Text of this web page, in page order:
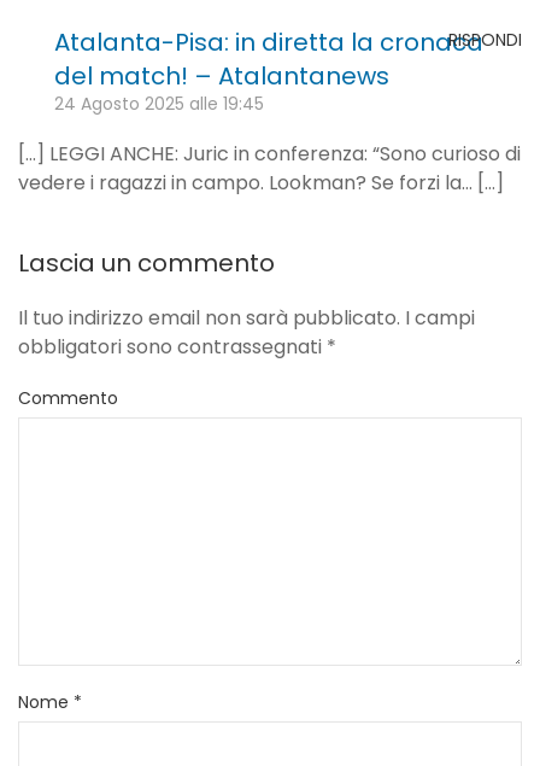
Atalanta-Pisa: in diretta la cronaca
del match! – Atalantanews
24 Agosto 2025 alle 19:45
RISPONDI
[…] LEGGI ANCHE: Juric in conferenza: “Sono curioso di
vedere i ragazzi in campo. Lookman? Se forzi la… […]
Lascia un commento
Il tuo indirizzo email non sarà pubblicato. I campi
obbligatori sono contrassegnati *
Commento
Nome *